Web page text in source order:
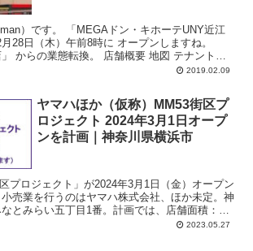
ドン・キホーテUNY近江
28日（木）午前8時に オープンしますね。
転換。 店舗概要 地図 テナント
2019.02.09
ヤマハほか（仮称）MM53街区プ
ロジェクト 2024年3月1日オープ
ンを計画｜神奈川県横浜市
プロジェクト」が2024年3月1日（金）オープン
売業を行うのはヤマハ株式会社、ほか未定。神
とみらい五丁目1番。計画では、店舗面積：
駐車場：48台、駐輪場：75台、営業時間：午前
2023.05.27